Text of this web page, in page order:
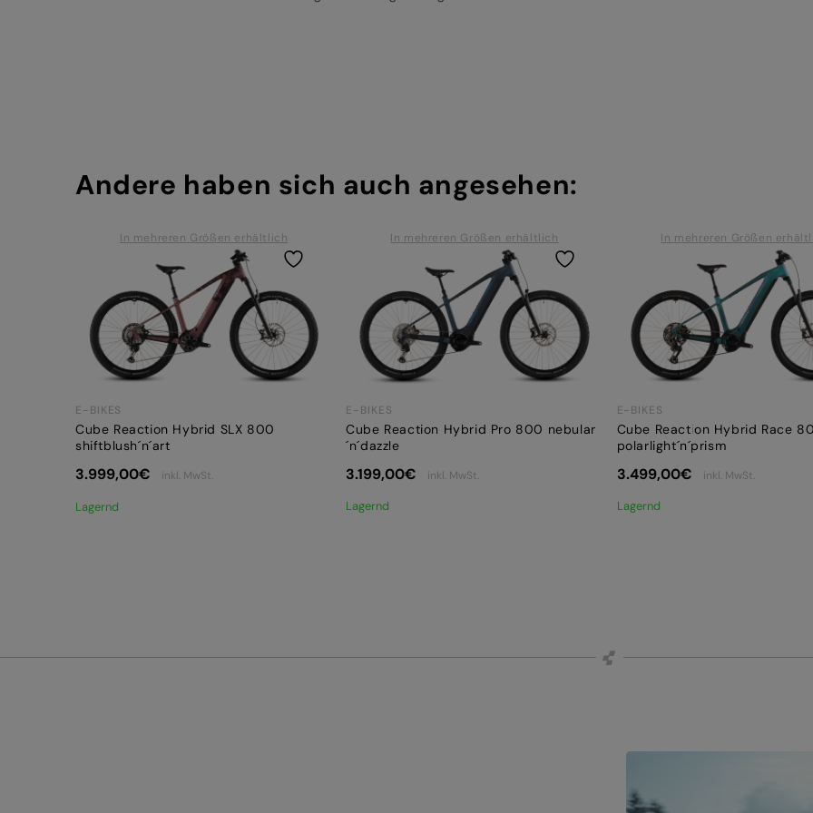
Andere haben sich auch angesehen:
In mehreren Größen erhältlich
E-BIKES
Cube Reaction Hybrid SLX 800
shiftblush´n´art
3.999,00€ inkl. MwSt.
Lagernd
In mehreren Größen erhältlich
E-BIKES
Cube Reaction Hybrid Pro 800 nebular
´n´dazzle
3.199,00€ inkl. MwSt.
Lagernd
In mehreren Größen
E-BIKES
Cube Reaction Hybrid Race
polarlight´n´prism
3.499,00€ inkl. MwSt.
Lagernd